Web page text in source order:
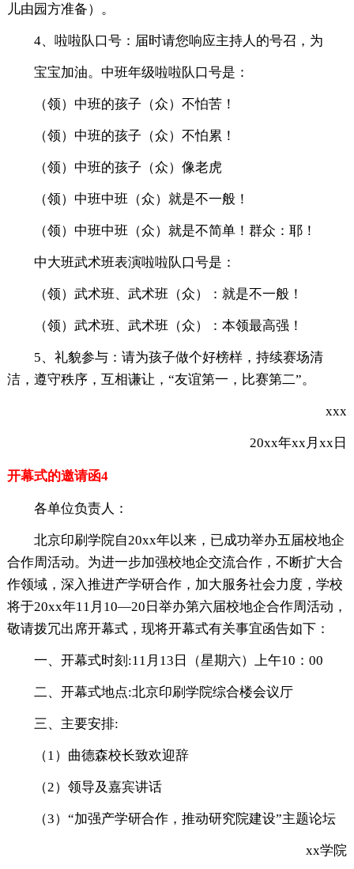
儿由园方准备）。
4、啦啦队口号：届时请您响应主持人的号召，为
宝宝加油。中班年级啦啦队口号是：
（领）中班的孩子（众）不怕苦！
（领）中班的孩子（众）不怕累！
（领）中班的孩子（众）像老虎
（领）中班中班（众）就是不一般！
（领）中班中班（众）就是不简单！群众：耶！
中大班武术班表演啦啦队口号是：
（领）武术班、武术班（众）：就是不一般！
（领）武术班、武术班（众）：本领最高强！
5、礼貌参与：请为孩子做个好榜样，持续赛场清
洁，遵守秩序，互相谦让，“友谊第一，比赛第二”。
xxx
20xx年xx月xx日
开幕式的邀请函4
各单位负责人：
北京印刷学院自20xx年以来，已成功举办五届校地企
合作周活动。为进一步加强校地企交流合作，不断扩大合
作领域，深入推进产学研合作，加大服务社会力度，学校
将于20xx年11月10—20日举办第六届校地企合作周活动，
敬请拨冗出席开幕式，现将开幕式有关事宜函告如下：
一、开幕式时刻:11月13日（星期六）上午10：00
二、开幕式地点:北京印刷学院综合楼会议厅
三、主要安排:
（1）曲德森校长致欢迎辞
（2）领导及嘉宾讲话
（3）“加强产学研合作，推动研究院建设”主题论坛
xx学院